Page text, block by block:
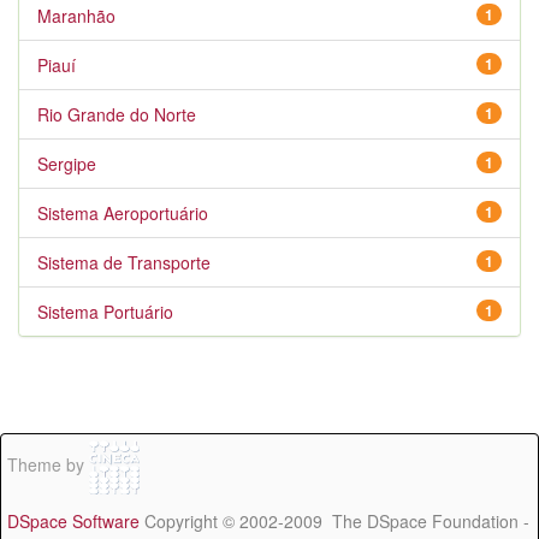
1
Maranhão
1
Piauí
1
Rio Grande do Norte
1
Sergipe
1
Sistema Aeroportuário
1
Sistema de Transporte
1
Sistema Portuário
Theme by
DSpace Software Copyright © 2002-2009 The DSpace Foundation -